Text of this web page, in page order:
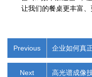
让我们的餐桌更丰富、
Previous 企业如何真
高光谱成像
Next